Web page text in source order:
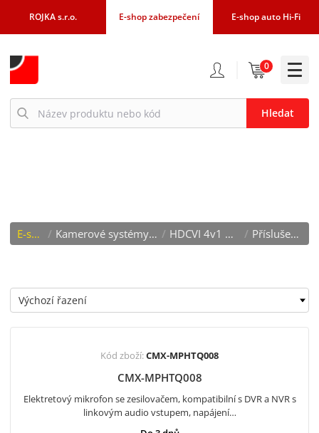
ROJKA s.r.o. E-shop zabezpečení E-shop auto Hi-Fi
Hledat
0
E-shop / Kamerové systémy - CCTV / HDCVI 4v1 Dahua / Příslušenství
Kód zboží:CMX-MPHTQ008
CMX-MPHTQ008
Elektretový mikrofon se zesilovačem, kompatibilní s DVR a NVR s
linkovým audio vstupem, napájení…